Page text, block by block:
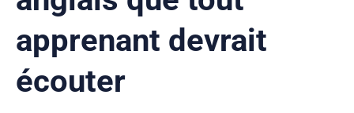
apprenant devrait
écouter